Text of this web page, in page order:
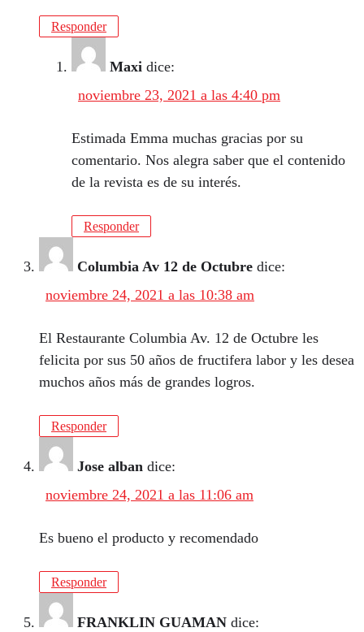
Responder
Maxi dice:
noviembre 23, 2021 a las 4:40 pm
Estimada Emma muchas gracias por su
comentario. Nos alegra saber que el contenido
de la revista es de su interés.
Responder
Columbia Av 12 de Octubre dice:
noviembre 24, 2021 a las 10:38 am
El Restaurante Columbia Av. 12 de Octubre les
felicita por sus 50 años de fructifera labor y les desea
muchos años más de grandes logros.
Responder
Jose alban dice:
noviembre 24, 2021 a las 11:06 am
Es bueno el producto y recomendado
Responder
FRANKLIN GUAMAN dice: